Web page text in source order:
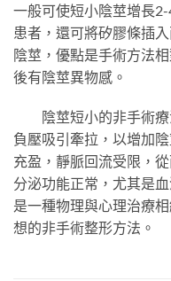
一般可使短小陰莖增長
患者，還可將矽膠條插
陰莖，優點是手術方法
後有陰莖異物感。
陰莖短小的非手術療
負壓吸引牽拉，以增加
充盈，靜脈回流受限，
分泌功能正常，尤其是
是一種物理與心理治療
想的非手術整形方法。